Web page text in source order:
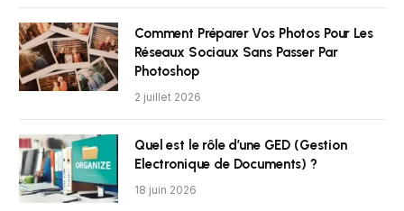
Comment Préparer Vos Photos Pour Les
Réseaux Sociaux Sans Passer Par
Photoshop
2 juillet 2026
Quel est le rôle d’une GED (Gestion
Electronique de Documents) ?
18 juin 2026